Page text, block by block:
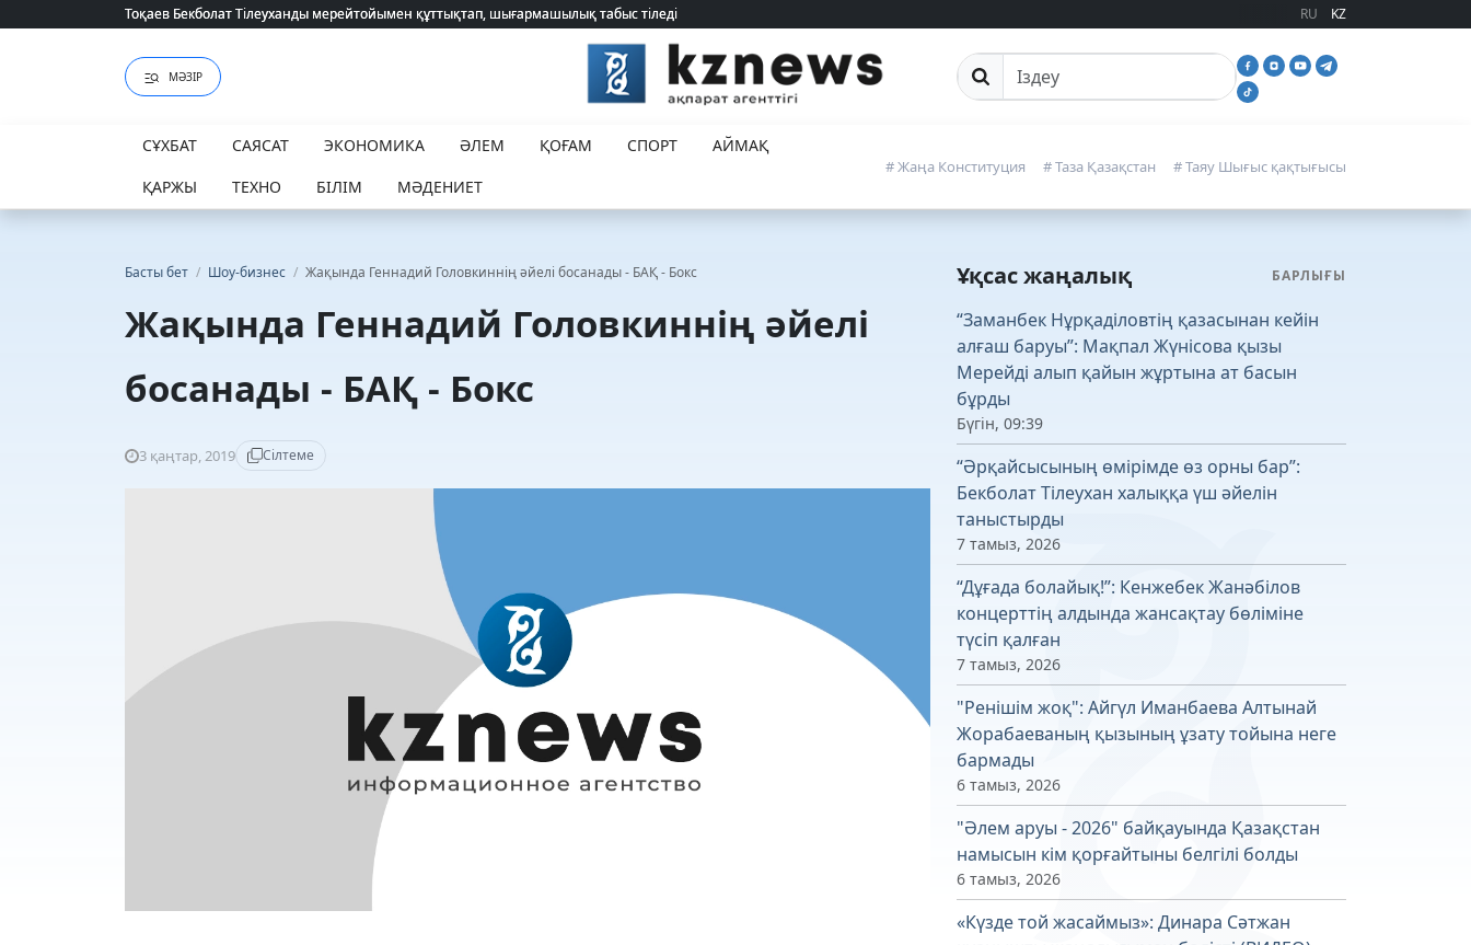
Тоқаев Бекболат Тілеуханды мерейтойымен құттықтап, шығармашылық табыс тіледі
Тоқаев Бекболат Тілеуханды мерейтойымен құттықтап, шығармашылық табыс тіледі RU KZ
МӘЗІР Сайттан іздеу
СҰХБАТ САЯСАТ ЭКОНОМИКА ӘЛЕМ ҚОҒАМ СПОРТ
АЙМАҚ
ҚАРЖЫ
ТЕХНО БІЛІМ МӘДЕНИЕТ
# Жаңа Конституция # Таза Қазақстан # Таяу Шығыс қақтығысы
Басты бет / Шоу-бизнес / Жақында Геннадий Головкиннің әйелі босанады - БАҚ - Бокс
Жақында Геннадий Головкиннің әйелі
босанады - БАҚ - Бокс
3 қаңтар, 2019 Сілтеме
Ұқсас жаңалық БАРЛЫҒЫ
“Заманбек Нұрқаділовтің қазасынан кейін
алғаш баруы”: Мақпал Жүнісова қызы
Мерейді алып қайын жұртына ат басын
бұрды
Бүгін, 09:39
“Әрқайсысының өмірімде өз орны бар”:
Бекболат Тілеухан халыққа үш әйелін
таныстырды
7 тамыз, 2026
“Дұғада болайық!”: Кенжебек Жанәбілов
концерттің алдында жансақтау бөліміне
түсіп қалған
7 тамыз, 2026
"Ренішім жоқ": Айгүл Иманбаева Алтынай
Жорабаеваның қызының ұзату тойына неге
бармады
6 тамыз, 2026
"Әлем аруы - 2026" байқауында Қазақстан
намысын кім қорғайтыны белгілі болды
6 тамыз, 2026
«Күзде той жасаймыз»: Динара Сәтжан